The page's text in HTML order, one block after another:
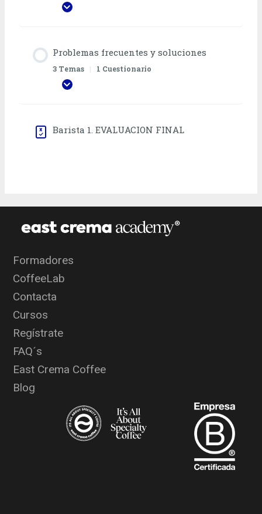
Problemas frecuentes y soluciones
3 Temas | 1 Cuestionario
Barista 1. EVALUACION FINAL
Formadores
CoffeeLab
Contacta
Cursos
Regístrate
FAQ´s
East Crema Coffee
Blog